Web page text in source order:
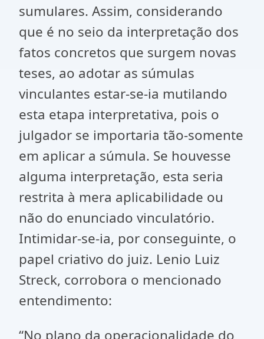
sumulares. Assim, considerando
que é no seio da interpretação dos
fatos concretos que surgem novas
teses, ao adotar as súmulas
vinculantes estar-se-ia mutilando
esta etapa interpretativa, pois o
julgador se importaria tão-somente
em aplicar a súmula. Se houvesse
alguma interpretação, esta seria
restrita à mera aplicabilidade ou
não do enunciado vinculatório.
Intimidar-se-ia, por conseguinte, o
papel criativo do juiz. Lenio Luiz
Streck, corrobora o mencionado
entendimento:
“No plano da operacionalidade do